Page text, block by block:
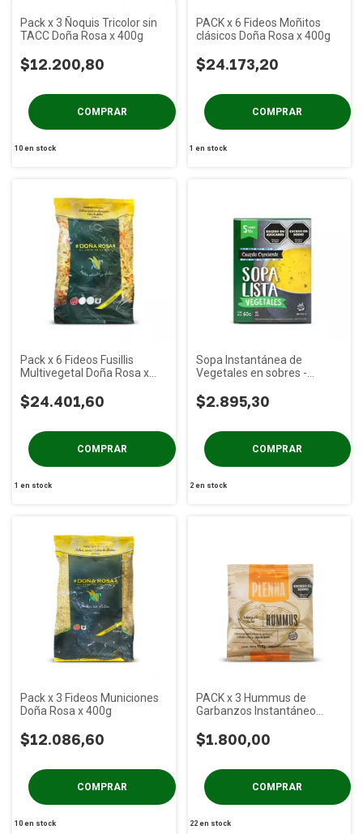
Pack x 3 Ñoquis Tricolor sin
TACC Doña Rosa x 400g
$12.200,80
10en stock
PACK x 6 Fideos Moñitos
clásicos Doña Rosa x 400g
$24.173,20
1 en stock
Pack x 6 Fideos Fusillis
Multivegetal Doña Rosa x
$24.401,60
1 en stock
Sopa Instantánea de
Vegetales en sobres -
$2.895,30
2 en stock
Pack x 3 Fideos Municiones
Doña Rosa x 400g
$12.086,60
10en stock
PACK x 3 Hummus de
Garbanzos Instantáneo
$1.800,00
22 en stock